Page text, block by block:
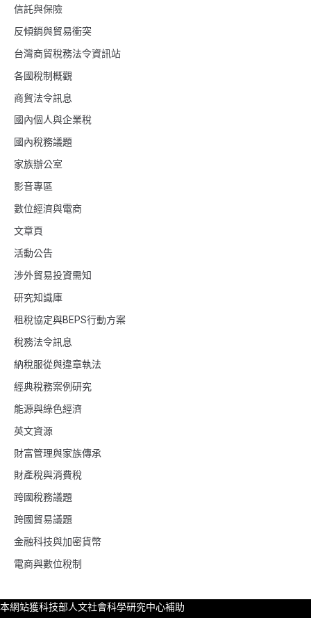
信託與保險
反傾銷與貿易衝突
台灣商貿稅務法令資訊站
各國稅制概觀
商貿法令訊息
國內個人與企業稅
國內稅務議題
家族辦公室
影音專區
數位經濟與電商
文章頁
活動公告
涉外貿易投資需知
研究知識庫
租稅協定與BEPS行動方案
稅務法令訊息
納稅服從與違章執法
經典稅務案例研究
能源與綠色經濟
英文資源
財富管理與家族傳承
財產稅與消費稅
跨國稅務議題
跨國貿易議題
金融科技與加密貨幣
電商與數位稅制
本網站獲科技部人文社會科學研究中心補助